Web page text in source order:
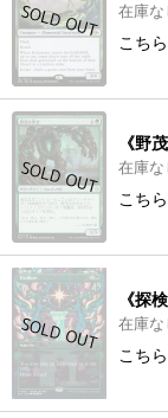
在庫な
こち
《野
在庫な
こち
《探
在庫な
こち